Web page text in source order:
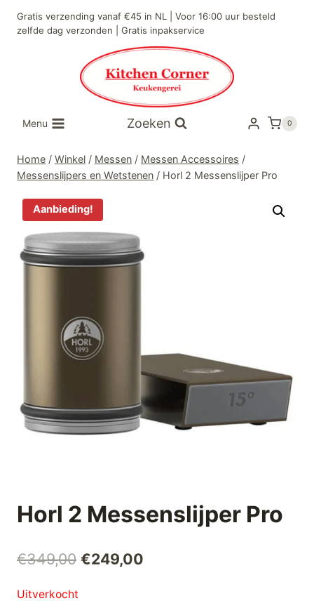
naar
Gratis verzending vanaf €45 in NL | Voor 16:00 uur besteld
zelfde dag verzonden | Gratis inpakservice
Menu Zoeken 0
Home / Winkel / Messen / Messen Accessoires /
Messenslijpers en Wetstenen / Horl 2 Messenslijper Pro
Aanbieding!
Horl 2 Messenslijper Pro
€349,00 Oorspronkelijke
€249,00
Uitverkocht